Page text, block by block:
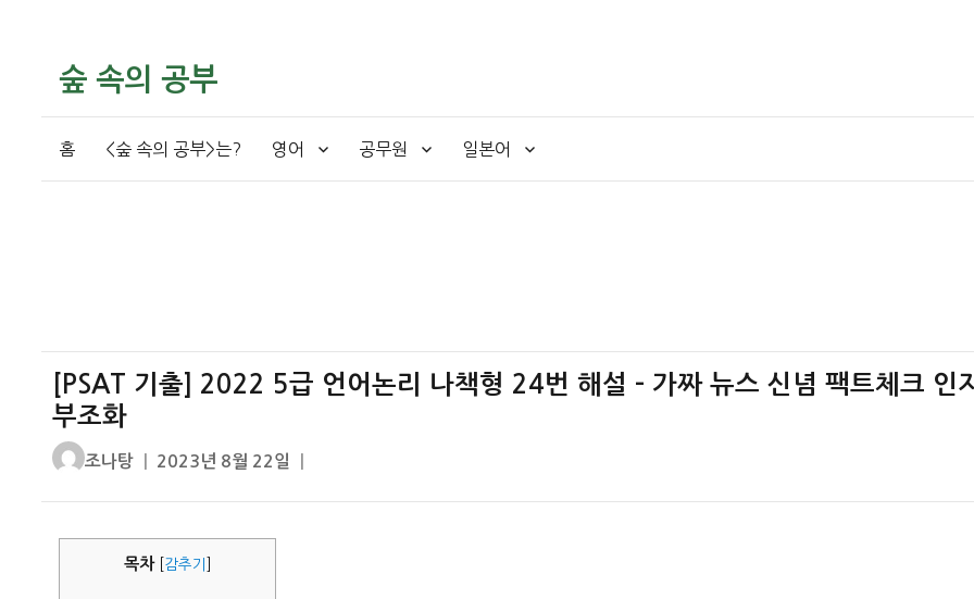
숲 속의 공부
홈 <숲 속의 공부>는? 영어 공무원 일본어
[PSAT 기출] 2022 5급 언어논리 나책형 24번 해설 – 가짜 뉴스 신념 팩트체크 인지
부조화
글
조나탕
작
자
2023년 8월 22일
목차 감추기